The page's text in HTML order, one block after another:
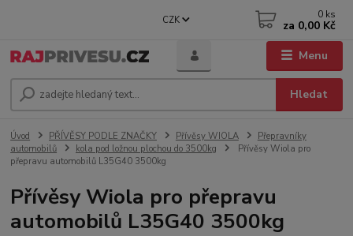
Menu
CZK
Hledat
0 ks
za 0,00 Kč
Úvod PŘÍVĚSY PODLE ZNAČKY Přívěsy WIOLA
Přepravníky
automobilů
kola pod ložnou plochou do 3500kg
Přívěsy Wiola pro
přepravu automobilů L35G40 3500kg
Přívěsy Wiola pro přepravu
automobilů L35G40 3500kg